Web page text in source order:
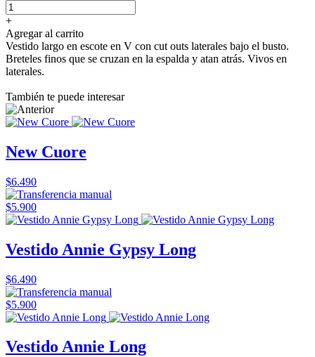
+
Agregar al carrito
Vestido largo en escote en V con cut outs laterales bajo el busto.
Breteles finos que se cruzan en la espalda y atan atrás. Vivos en
laterales.
También te puede interesar
New Cuore
$6.490
$5.900
Vestido Annie Gypsy Long
$6.490
$5.900
Vestido Annie Long